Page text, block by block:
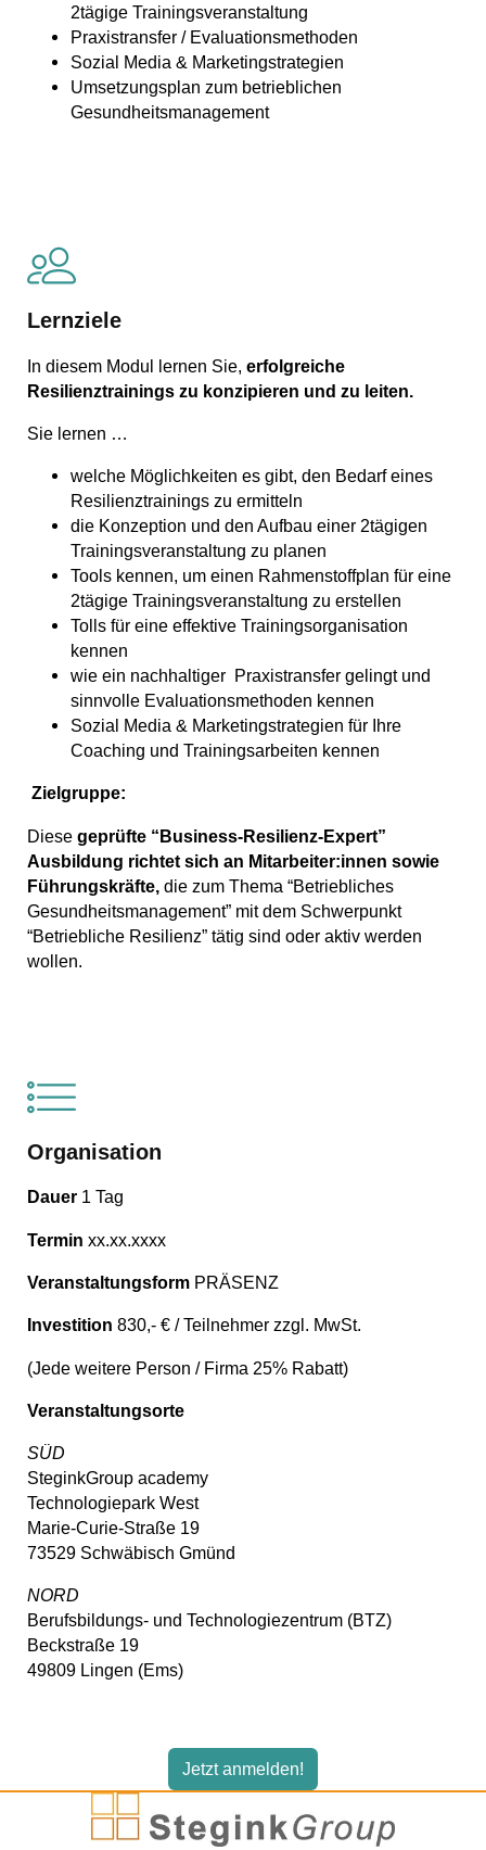
2tägige Trainingsveranstaltung
Praxistransfer / Evaluationsmethoden
Sozial Media & Marketingstrategien
Umsetzungsplan zum betrieblichen
Gesundheitsmanagement
Lernziele
In diesem Modul lernen Sie, erfolgreiche
Resilienztrainingszu konzipieren und zu leiten.
Sie lernen …
welche Möglichkeiten es gibt, den Bedarf eines
Resilienztrainings zu ermitteln
die Konzeption und den Aufbau einer 2tägigen
Trainingsveranstaltung zu planen
Tools kennen, um einen Rahmenstoffplan für eine
2tägige Trainingsveranstaltung zu erstellen
Tolls für eine effektive Trainingsorganisation
kennen
wie ein nachhaltiger Praxistransfer gelingt und
sinnvolle Evaluationsmethoden kennen
Sozial Media & Marketingstrategien für Ihre
Coaching und Trainingsarbeiten kennen
Zielgruppe:
Diese geprüfte “Business-Resilienz-Expert”
Ausbildung richtet sich an Mitarbeiter:innen sowie
Führungskräfte, die zum Thema “Betriebliches
Gesundheitsmanagement” mit dem Schwerpunkt
“Betriebliche Resilienz” tätig sind oder aktiv werden
wollen.
Organisation
Dauer 1 Tag
Termin xx.xx.xxxx
Veranstaltungsform PRÄSENZ
Investition 830,- € / Teilnehmer zzgl. MwSt.
(Jede weitere Person / Firma 25% Rabatt)
Veranstaltungsorte
SÜD
SteginkGroup academy
Technologiepark West
Marie-Curie-Straße 19
73529 Schwäbisch Gmünd
NORD
Berufsbildungs- und Technologiezentrum (BTZ)
Beckstraße 19
49809 Lingen (Ems)
Jetzt anmelden!